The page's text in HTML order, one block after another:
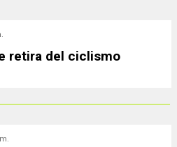
retira del ciclismo